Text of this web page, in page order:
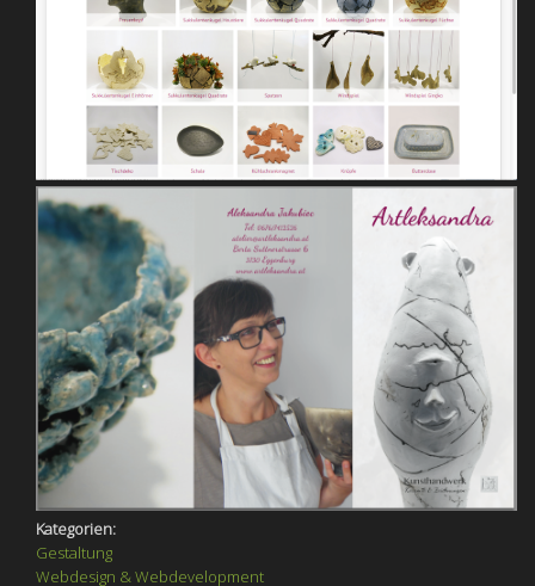
Kategorien:
Gestaltung
Webdesign & Webdevelopment